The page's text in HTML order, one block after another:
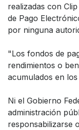
realizadas con
de Pago
por ninguna
"Los fondos de
rendimientos o
acumulados en
Ni el Gobierno
administración
responsabilizarse